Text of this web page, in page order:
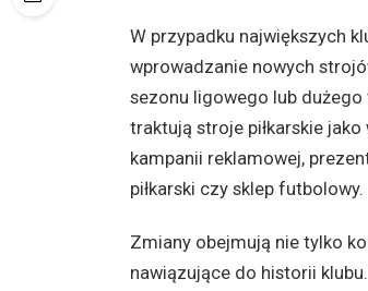
W przypadku największych
wprowadzanie nowych
sezonu ligowego lub
traktują stroje piłkarskie
kampanii reklamowej,
piłkarski czy sklep futbolowy.
Zmiany obejmują nie tylko
nawiązujące do historii